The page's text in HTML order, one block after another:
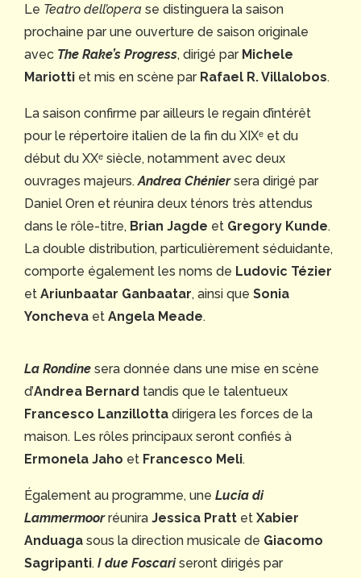
Le Teatro dell’opera se distinguera la saison
prochaine par une ouverture de saison originale
avec The Rake’s Progress, dirigé par Michele
Mariotti et mis en scène par Rafael R. Villalobos.
La saison confirme par ailleurs le regain d’intérêt
pour le répertoire italien de la fin du XIXᵉ et du
début du XXᵉ siècle, notamment avec deux
ouvrages majeurs.Andrea Chéniersera dirigé par
Daniel Oren et réunira deux ténors très attendus
dans le rôle-titre, Brian Jagde et Gregory Kunde.
La double distribution, particulièrement séduidante,
comporte également les noms de Ludovic Tézier
et Ariunbaatar Ganbaatar, ainsi que Sonia
Yoncheva et Angela Meade.
La Rondine sera donnée dans une mise en scène
d’Andrea Bernard tandis que le talentueux
Francesco Lanzillotta dirigera les forces de la
maison. Les rôles principaux seront confiés à
Ermonela Jaho et Francesco Meli.
Également au programme, une Lucia di
Lammermoorréunira Jessica Pratt et Xabier
Anduaga sous la direction musicale de Giacomo
Sagripanti. I due Foscariseront dirigés par